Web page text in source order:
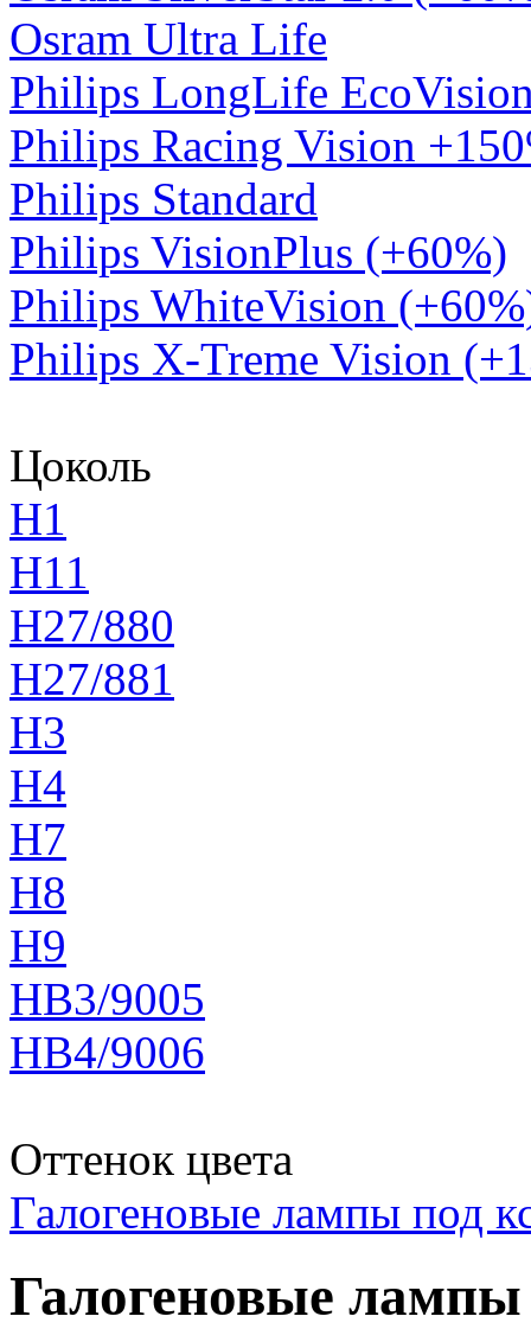
Osram Ultra Life
Philips LongLife
Philips Racing Vision
Philips Standard
Philips VisionPlus (+60%)
Philips WhiteVision
Philips X-Treme Vision
Цоколь
H1
H11
H27/880
H27/881
H3
H4
H7
H8
H9
HB3/9005
HB4/9006
Оттенок цвета
Галогеновые лампы под
Галогеновые